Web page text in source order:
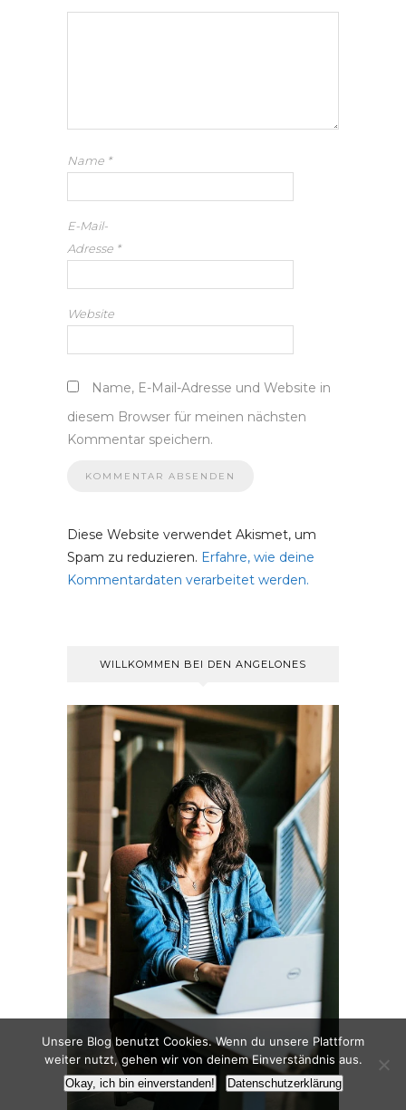
Name *
E-Mail-
Adresse *
Website
Name, E-Mail-Adresse und Website in
diesem Browser für meinen nächsten
Kommentar speichern.
Diese Website verwendet Akismet, um
Spam zu reduzieren. Erfahre, wie deine
Kommentardaten verarbeitet werden.
WILLKOMMEN BEI DEN ANGELONES
Unsere Blog benutzt Cookies. Wenn du unsere Plattform
weiter nutzt, gehen wir von deinem Einverständnis aus.
Okay, ich bin einverstanden! Datenschutzerklärung